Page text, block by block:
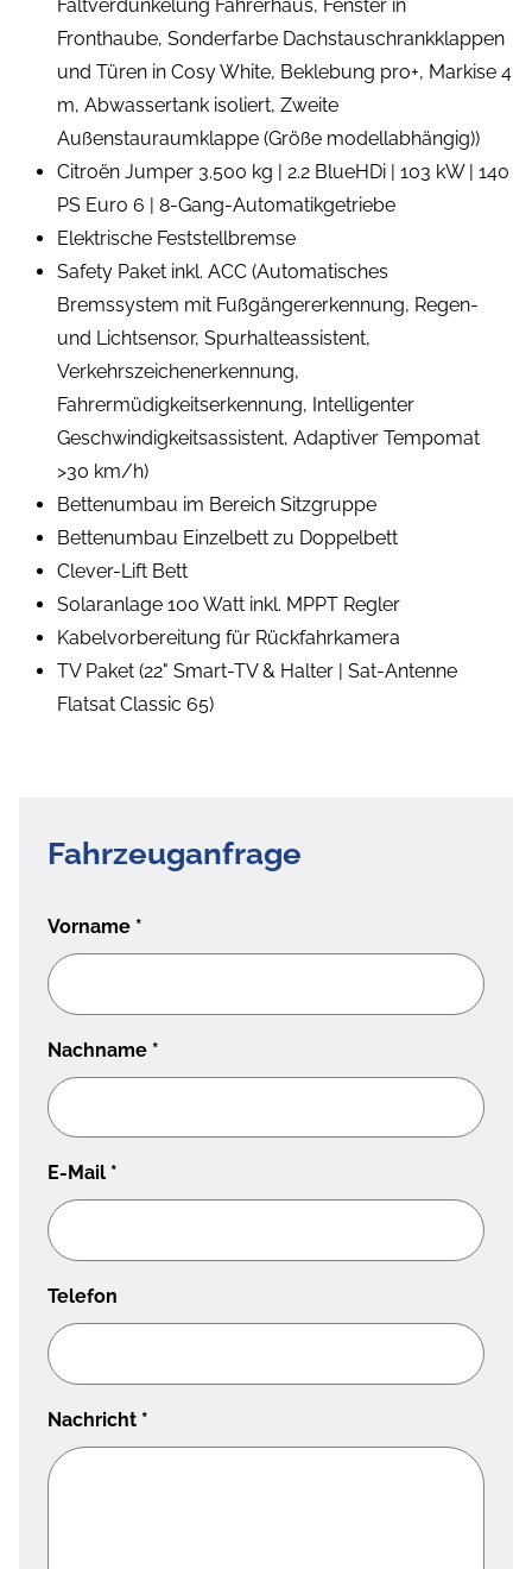
Faltverdunkelung Fahrerhaus, Fenster in
Fronthaube, Sonderfarbe Dachstauschrankklappen
und Türen in Cosy White, Beklebung pro+, Markise 4
m, Abwassertank isoliert, Zweite
Außenstauraumklappe (Größe modellabhängig))
Citroën Jumper 3.500 kg | 2.2 BlueHDi | 103 kW | 140
PS Euro 6 | 8-Gang-Automatikgetriebe
Elektrische Feststellbremse
Safety Paket inkl. ACC (Automatisches
Bremssystem mit Fußgängererkennung, Regen-
und Lichtsensor, Spurhalteassistent,
Verkehrszeichenerkennung,
Fahrermüdigkeitserkennung, Intelligenter
Geschwindigkeitsassistent, Adaptiver Tempomat
>30 km/h)
Bettenumbau im Bereich Sitzgruppe
Bettenumbau Einzelbett zu Doppelbett
Clever-Lift Bett
Solaranlage 100 Watt inkl. MPPT Regler
Kabelvorbereitung für Rückfahrkamera
TV Paket (22" Smart-TV & Halter | Sat-Antenne
Flatsat Classic 65)
Fahrzeuganfrage
Vorname *
Nachname *
E-Mail *
Telefon
Nachricht *